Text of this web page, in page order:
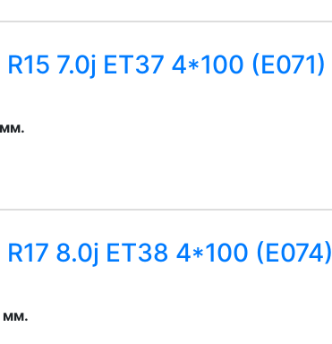
7.0j ET37 4*100 (E071)
8.0j ET38 4*100 (E074)
мм.